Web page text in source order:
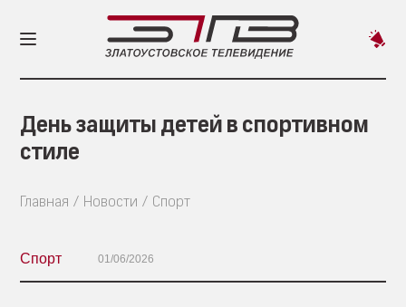
День защиты детей в спортивном
стиле
Главная Новости Спорт
Спорт 01/06/2026